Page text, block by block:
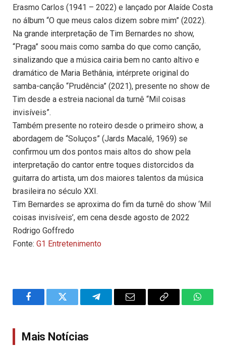
Erasmo Carlos (1941 – 2022) e lançado por Alaíde Costa
no álbum “O que meus calos dizem sobre mim” (2022).
Na grande interpretação de Tim Bernardes no show,
“Praga” soou mais como samba do que como canção,
sinalizando que a música cairia bem no canto altivo e
dramático de Maria Bethânia, intérprete original do
samba-canção “Prudência” (2021), presente no show de
Tim desde a estreia nacional da turnê “Mil coisas
invisíveis”.
Também presente no roteiro desde o primeiro show, a
abordagem de “Soluços” (Jards Macalé, 1969) se
confirmou um dos pontos mais altos do show pela
interpretação do cantor entre toques distorcidos da
guitarra do artista, um dos maiores talentos da música
brasileira no século XXI.
Tim Bernardes se aproxima do fim da turnê do show ‘Mil
coisas invisíveis’, em cena desde agosto de 2022
Rodrigo Goffredo
Fonte: G1 Entretenimento
FacebookTwitter TelegramEmail
Copy
Mais Notícias